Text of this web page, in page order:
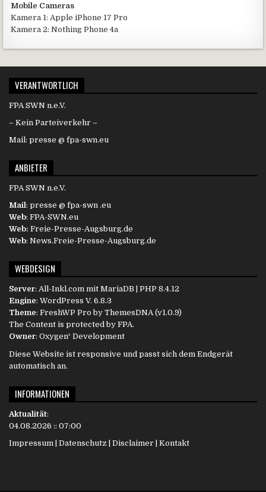
Mobile Cameras
Kamera 1: Apple iPhone 17 Pro
Kamera 2: Nothing Phone 4a
VERANTWORTLICH
FPA SWN n.e.V.
– Kein Parteiverkehr –
Mail: presse @ fpa-swn.eu
ANBIETER
FPA SWN n.e.V.
Mail: presse @ fpa-swn .eu
Web: FPA-SWN.eu
Web: Freie-Presse-Augsburg.de
Web: News.Freie-Presse-Augsburg.de
WEBDESIGN
Server: All-Inkl.com mit MariaDB | PHP 8.4.12
Engine: WordPress V. 6.8.3
Theme: FreshWP Pro by ThemesDNA(v1.0.9)
The Content is protected by FPA.
Owner: Oxygen³ Development
Diese Website ist responsive und passt sich dem Endgerät
automatisch an.
INFORMATIONEN
Aktualität:
04.08.2026 :: 07:00
Impressum | Datenschutz | Disclaimer | Kontakt